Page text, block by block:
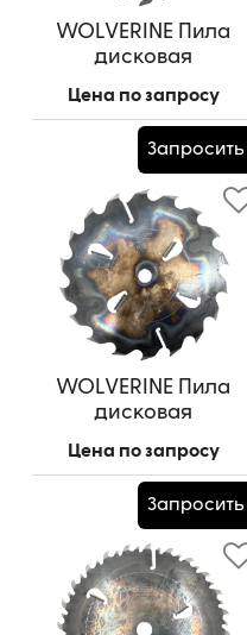
WOLVERINE Пила
дисковая
WZ (шпон. паз 13,5*7,5
- 4 шт. под 90 гр.) 28
град
WZ
Цена по запросу
Запросить
WOLVERINE Пила
дисковая
(шпон. паз 18*8 - 4 шт.
под 90 гр.) п.у. 20 гр.
пр.зат.
Цена по запросу
Запросить